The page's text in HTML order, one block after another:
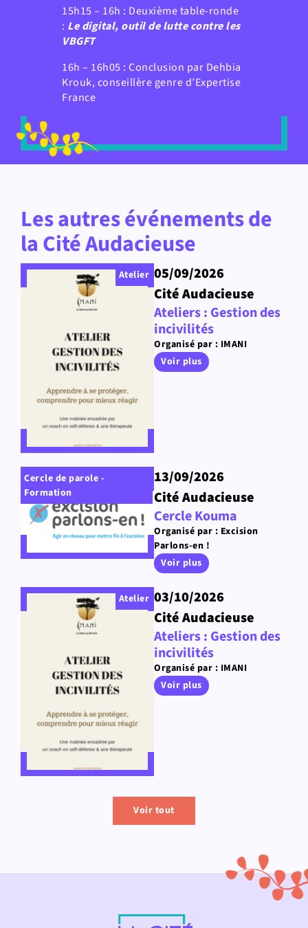
15h15 – 16h : Deuxième table-ronde
: Le digital, outil de lutte contre les
VBGFT
16h – 16h05 : Conclusion par Dehbia
Krouk, conseillère genre d’Expertise
France
Les autres événements de
la Cité Audacieuse
Atelier 05/09/2026
Cité Audacieuse
Ateliers : Gestion des
incivilités
Organisé par : IMANI
Voir plus
Cercle de parole -
Formation
13/09/2026
Cité Audacieuse
Cercle Kouma
Organisé par : Excision
Parlons-en !
Voir plus
Atelier 03/10/2026
Cité Audacieuse
Ateliers : Gestion des
incivilités
Organisé par : IMANI
Voir plus
Voir tout